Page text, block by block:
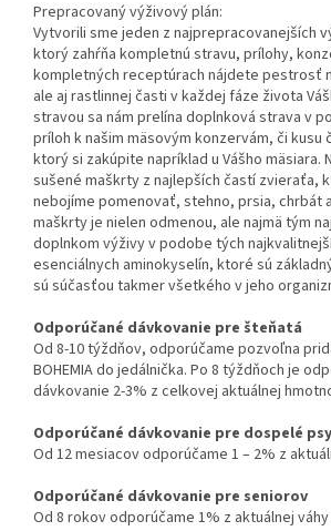
Prepracovaný výživový plán:
Vytvorili sme jeden z najprepracovanejších
ktorý zahŕňa kompletnú stravu, prílohy,
kompletných receptúrach nájdete pestrosť
ale aj rastlinnej časti v každej fáze života
stravou sa nám prelína doplnková strava v
príloh k našim mäsovým konzervám, či kusu
ktorý si zakúpite napríklad u Vášho mäsiara.
sušené maškrty z najlepších častí zvieraťa,
nebojíme pomenovať, stehno, prsia, chrbát
maškrty je nielen odmenou, ale najmä tým
doplnkom výživy v podobe tých
esenciálnych aminokyselín, ktoré sú
sú súčasťou takmer všetkého v jeho
Odporúčané dávkovanie pre šteňatá
Od 8-10 týždňov, odporúčame pozvoľna
BOHEMIA do jedálnička. Po 8 týždňoch je
dávkovanie 2-3% z celkovej aktuálnej
Odporúčané dávkovanie pre dospelé psy
Od 12 mesiacov odporúčame 1 – 2% z
Odporúčané dávkovanie pre seniorov
Od 8 rokov odporúčame 1% z aktuálnej